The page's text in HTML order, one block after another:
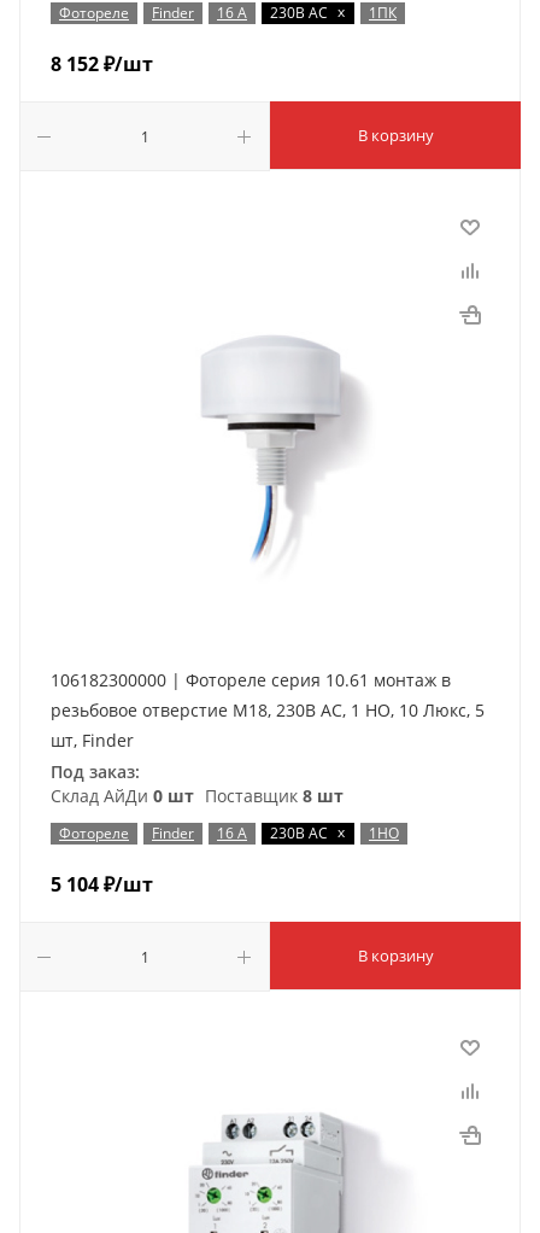
Фотореле Finder 16 А 230В AC x 1ПК
8 152₽/шт
В корзину
106182300000 | Фотореле серия 10.61 монтаж в
резьбовое отверстие М18, 230В AC, 1 НО, 10 Люкс, 5
шт, Finder
Под заказ:
Склад АйДи 0 шт Поставщик 8 шт
Фотореле Finder 16 А 230В AC x 1НО
5 104₽/шт
В корзину